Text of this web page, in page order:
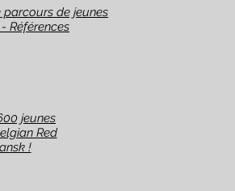
parcours de jeunes
Références
jeunes
Red
!